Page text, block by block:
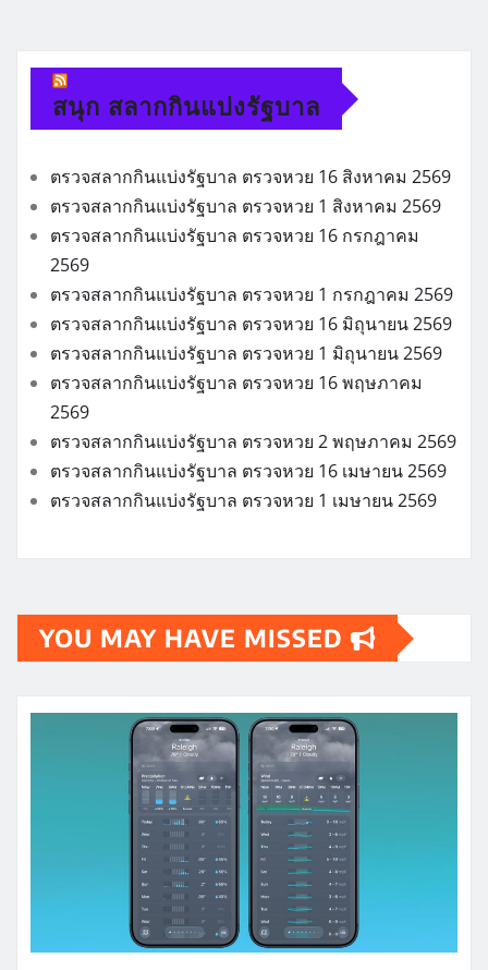
สนุก สลากกินแบ่งรัฐบาล
ตรวจสลากกินแบ่งรัฐบาล ตรวจหวย 16 สิงหาคม 2569
ตรวจสลากกินแบ่งรัฐบาล ตรวจหวย 1 สิงหาคม 2569
ตรวจสลากกินแบ่งรัฐบาล ตรวจหวย 16 กรกฎาคม
2569
ตรวจสลากกินแบ่งรัฐบาล ตรวจหวย 1 กรกฎาคม 2569
ตรวจสลากกินแบ่งรัฐบาล ตรวจหวย 16 มิถุนายน 2569
ตรวจสลากกินแบ่งรัฐบาล ตรวจหวย 1 มิถุนายน 2569
ตรวจสลากกินแบ่งรัฐบาล ตรวจหวย 16 พฤษภาคม
2569
ตรวจสลากกินแบ่งรัฐบาล ตรวจหวย 2 พฤษภาคม 2569
ตรวจสลากกินแบ่งรัฐบาล ตรวจหวย 16 เมษายน 2569
ตรวจสลากกินแบ่งรัฐบาล ตรวจหวย 1 เมษายน 2569
YOU MAY HAVE MISSED